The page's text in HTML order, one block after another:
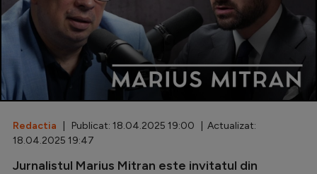
Fotbal feminin
Special
Diverse
Inedit
Clasamente
Redactia | Publicat: 18.04.2025 19:00 | Actualizat:
18.04.2025 19:47
Jurnalistul Marius Mitran este invitatul din